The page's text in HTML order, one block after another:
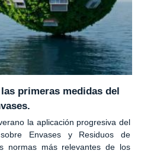
primeras medidas del
la aplicación progresiva del
Envases y Residuos de
normas más relevantes de los